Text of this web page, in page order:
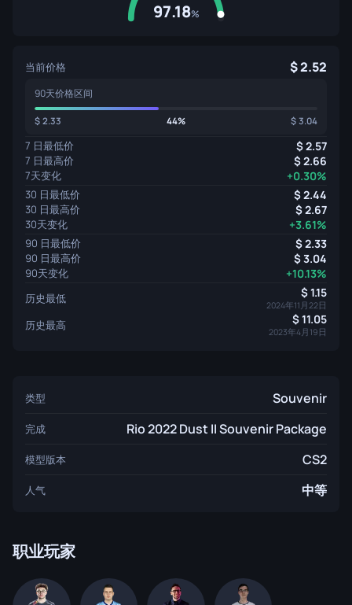
97.18%
当前价格 2.52
90天价格区间
2.33 44% 3.04
7 日最低价 2.57
7 日最高价 2.66
7天变化 +0.30%
30 日最低价 2.44
30 日最高价 2.67
30天变化 +3.61%
90 日最低价 2.33
90 日最高价 3.04
90天变化 +10.13%
历史最低 1.15
2024年11月22日
历史最高 11.05
2023年4月19日
类型 Souvenir
完成 Rio 2022 Dust II Souvenir Package
模型版本 CS2
人气 中等
职业玩家